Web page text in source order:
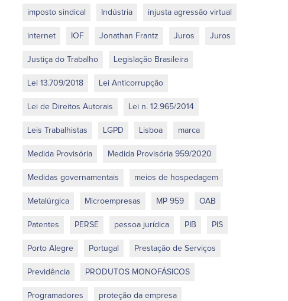
imposto sindical Indústria injusta agressão virtual
internet IOF Jonathan Frantz Juros Juros
Justiça do Trabalho Legislação Brasileira
Lei 13.709/2018 Lei Anticorrupção
Lei de Direitos Autorais Lei n. 12.965/2014
Leis Trabalhistas LGPD Lisboa marca
Medida Provisória Medida Provisória 959/2020
Medidas governamentais meios de hospedagem
Metalúrgica Microempresas MP 959 OAB
Patentes PERSE pessoa jurídica PIB PIS
Porto Alegre Portugal Prestação de Serviços
Previdência PRODUTOS MONOFÁSICOS
Programadores proteção da empresa